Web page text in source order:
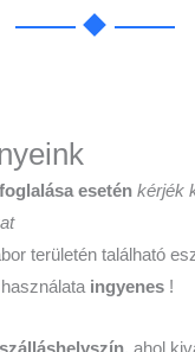
esetén kérjék
területén található
ingyenes !
, ahol